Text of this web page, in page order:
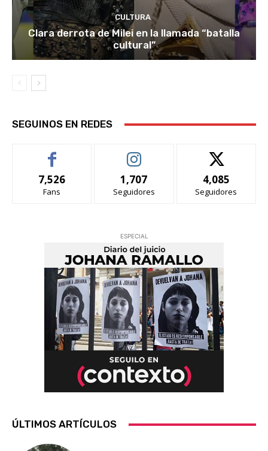
CULTURA
Clara derrota de Milei en la llamada “batalla
cultural”
SEGUINOS EN REDES
7,526
Fans
1,707
Seguidores
4,085
Seguidores
ESPECIAL
ÚLTIMOS ARTÍCULOS